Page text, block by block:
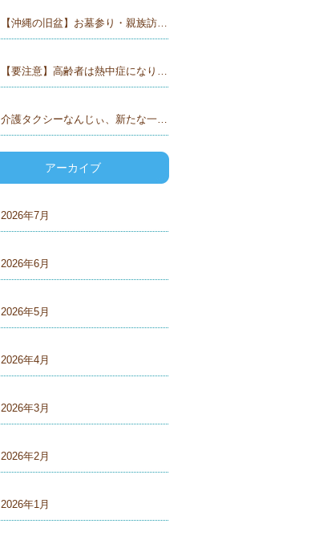
【沖縄の旧盆】お墓参り・親族訪問は介護タクシーで安心送迎｜介護タクシーなんじぃ
【要注意】高齢者は熱中症になりやすい！命を守るためにできること
介護タクシーなんじぃ、新たな一歩へ♪ 旅行サービス手配業務取扱管理者資格に挑戦！
アーカイブ
2026年7月
2026年6月
2026年5月
2026年4月
2026年3月
2026年2月
2026年1月